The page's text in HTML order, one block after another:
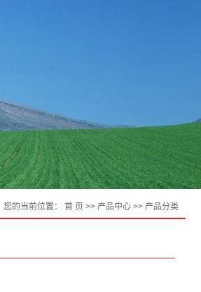
您的当前位置： 首 页 >> 产品中心 >> 产品分类